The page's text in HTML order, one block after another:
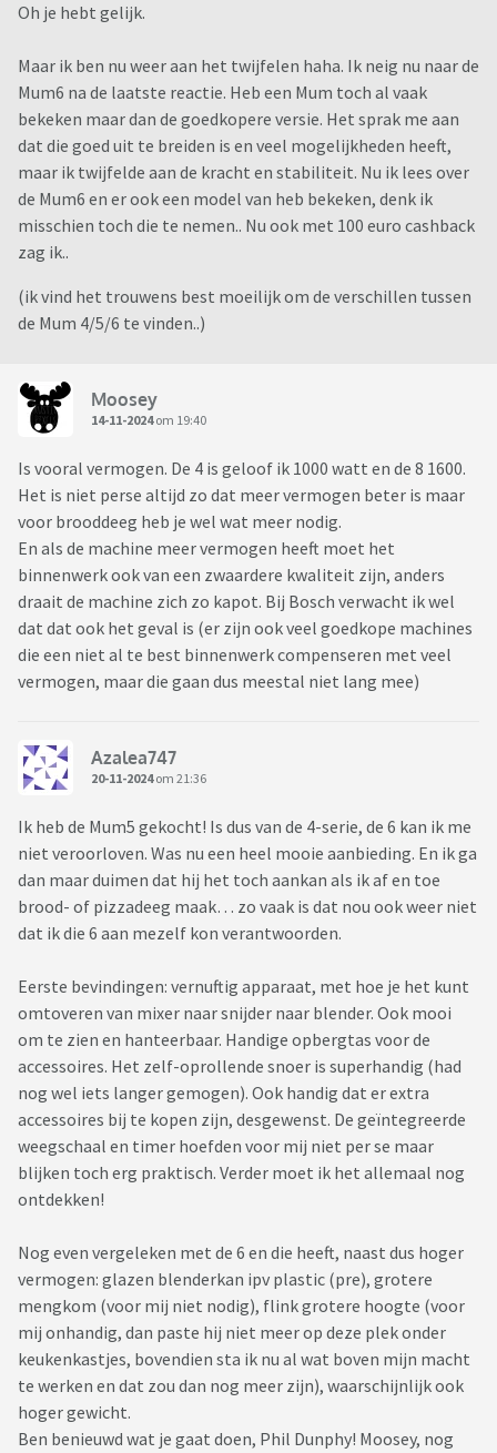
Oh je hebt gelijk.
Maar ik ben nu weer aan het twijfelen haha. Ik neig nu naar de
Mum6 na de laatste reactie. Heb een Mum toch al vaak
bekeken maar dan de goedkopere versie. Het sprak me aan
dat die goed uit te breiden is en veel mogelijkheden heeft,
maar ik twijfelde aan de kracht en stabiliteit. Nu ik lees over
de Mum6 en er ook een model van heb bekeken, denk ik
misschien toch die te nemen.. Nu ook met 100 euro cashback
zag ik..
(ik vind het trouwens best moeilijk om de verschillen tussen
de Mum 4/5/6 te vinden..)
Moosey
14-11-2024om 19:40
Is vooral vermogen. De 4 is geloof ik 1000 watt en de 8 1600.
Het is niet perse altijd zo dat meer vermogen beter is maar
voor brooddeeg heb je wel wat meer nodig.
En als de machine meer vermogen heeft moet het
binnenwerk ook van een zwaardere kwaliteit zijn, anders
draait de machine zich zo kapot. Bij Bosch verwacht ik wel
dat dat ook het geval is (er zijn ook veel goedkope machines
die een niet al te best binnenwerk compenseren met veel
vermogen, maar die gaan dus meestal niet lang mee)
Azalea747
20-11-2024om 21:36
Ik heb de Mum5 gekocht! Is dus van de 4-serie, de 6 kan ik me
niet veroorloven. Was nu een heel mooie aanbieding. En ik ga
dan maar duimen dat hij het toch aankan als ik af en toe
brood- of pizzadeeg maak… zo vaak is dat nou ook weer niet
dat ik die 6 aan mezelf kon verantwoorden.
Eerste bevindingen: vernuftig apparaat, met hoe je het kunt
omtoveren van mixer naar snijder naar blender. Ook mooi
om te zien en hanteerbaar. Handige opbergtas voor de
accessoires. Het zelf-oprollende snoer is superhandig (had
nog wel iets langer gemogen). Ook handig dat er extra
accessoires bij te kopen zijn, desgewenst. De geïntegreerde
weegschaal en timer hoefden voor mij niet per se maar
blijken toch erg praktisch. Verder moet ik het allemaal nog
ontdekken!
Nog even vergeleken met de 6 en die heeft, naast dus hoger
vermogen: glazen blenderkan ipv plastic (pre), grotere
mengkom (voor mij niet nodig), flink grotere hoogte (voor
mij onhandig, dan paste hij niet meer op deze plek onder
keukenkastjes, bovendien sta ik nu al wat boven mijn macht
te werken en dat zou dan nog meer zijn), waarschijnlijk ook
hoger gewicht.
Ben benieuwd wat je gaat doen, Phil Dunphy! Moosey, nog